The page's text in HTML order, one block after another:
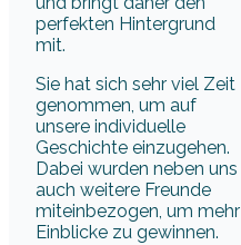
perfekten Hintergrund
mit.
Sie hat sich sehr viel Zeit
genommen, um auf
unsere individuelle
Geschichte einzugehen.
Dabei wurden neben uns
auch weitere Freunde
miteinbezogen, um mehr
Einblicke zu gewinnen.